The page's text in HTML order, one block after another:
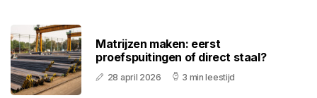
Matrijzen maken: eerst
proefspuitingen of direct staal?
28 april 2026 3 min leestijd